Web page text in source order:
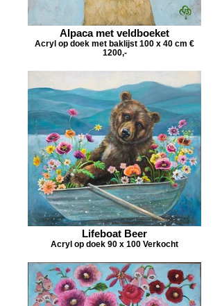
Alpaca met veldboeket
Acryl op doek met baklijst 100 x 40 cm €
1200,-
Lifeboat Beer
Acryl op doek 90 x 100 Verkocht